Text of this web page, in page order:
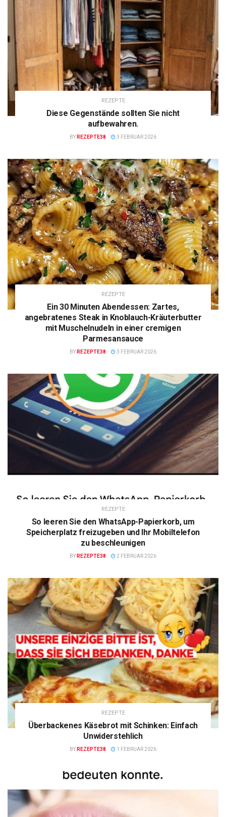
REZEPTE
Diese Gegenstände sollten Sie nicht
aufbewahren.
BY REZEPTE38 3 FEBRUAR 2026
REZEPTE
Ein 30 Minuten Abendessen: Zartes,
angebratenes Steak in Knoblauch-Kräuterbutter
mit Muschelnudeln in einer cremigen
Parmesansauce
BY REZEPTE38 3 FEBRUAR 2026
REZEPTE
So leeren Sie den WhatsApp-Papierkorb, um
Speicherplatz freizugeben und Ihr Mobiltelefon
zu beschleunigen
BY REZEPTE38 2 FEBRUAR 2026
REZEPTE
Überbackenes Käsebrot mit Schinken: Einfach
Unwiderstehlich
BY REZEPTE38 1 FEBRUAR 2026